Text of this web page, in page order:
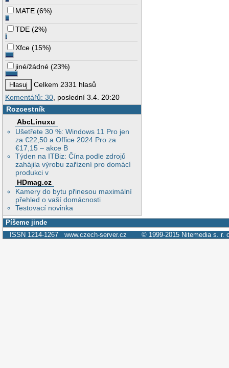
MATE (6%)
TDE (2%)
Xfce (15%)
jiné/žádné (23%)
Celkem 2331 hlasů
Komentářů: 30, poslední 3.4. 20:20
Rozcestník
AbcLinuxu
Ušetřete 30 %: Windows 11 Pro jen
za €22,50 a Office 2024 Pro za
€17,15 – akce B
Týden na ITBiz: Čína podle zdrojů
zahájila výrobu zařízení pro domácí
produkci v
HDmag.cz
Kamery do bytu přinesou maximální
přehled o vaší domácnosti
Testovací novinka
Píšeme jinde
ISSN 1214-1267 www.czech-server.cz © 1999-2015 Nitemedia s. r.